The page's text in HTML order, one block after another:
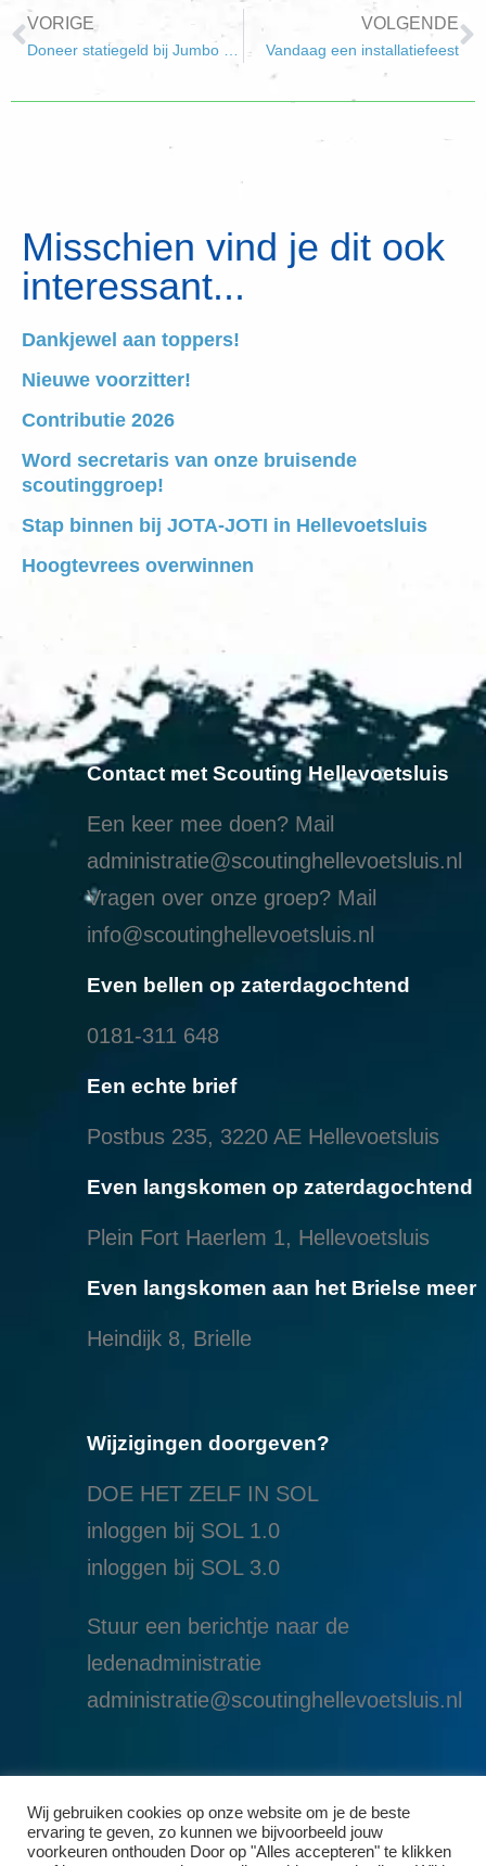
VORIGE VOLGENDE
Vandaag een installatiefeest
Misschien vind je dit ook
interessant...
Dankjewel aan toppers!
Nieuwe voorzitter!
Contributie 2026
Word secretaris van onze bruisende
scoutinggroep!
Stap binnen bij JOTA-JOTI in Hellevoetsluis
Hoogtevrees overwinnen
Contact met Scouting Hellevoetsluis
Een keer mee doen? Mail
administratie@scoutinghellevoetsluis.nl
Vragen over onze groep? Mail
info@scoutinghellevoetsluis.nl
Even bellen op zaterdagochtend
0181-311 648
Een echte brief
Postbus 235, 3220 AE Hellevoetsluis
Even langskomen op zaterdagochtend
Plein Fort Haerlem 1, Hellevoetsluis
Even langskomen aan het Brielse meer
Heindijk 8, Brielle
Wijzigingen doorgeven?
DOE HET ZELF IN SOL
inloggen bij SOL 1.0
inloggen bij SOL 3.0
Stuur een berichtje naar de
ledenadministratie
administratie@scoutinghellevoetsluis.nl
Wij gebruiken cookies op onze website om je de beste
ervaring te geven, zo kunnen we bijvoorbeeld jouw
voorkeuren onthouden Door op "Alles accepteren" te klikken